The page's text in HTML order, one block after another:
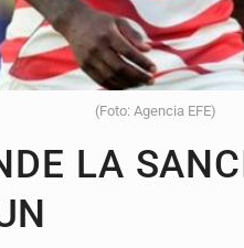
(Foto: Agencia EFE)
LA